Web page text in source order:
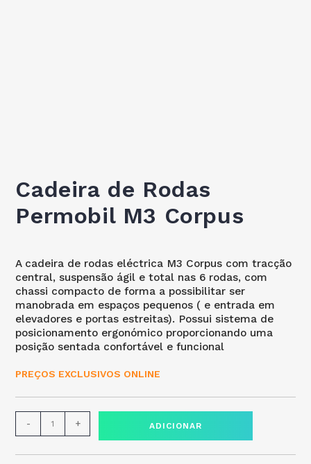
Cadeira de Rodas
Permobil M3 Corpus
A cadeira de rodas eléctrica M3 Corpus com tracção
central, suspensão ágil e total nas 6 rodas, com
chassi compacto de forma a possibilitar ser
manobrada em espaços pequenos ( e entrada em
elevadores e portas estreitas). Possui sistema de
posicionamento ergonómico proporcionando uma
posição sentada confortável e funcional
PREÇOS EXCLUSIVOS ONLINE
- + ADICIONAR